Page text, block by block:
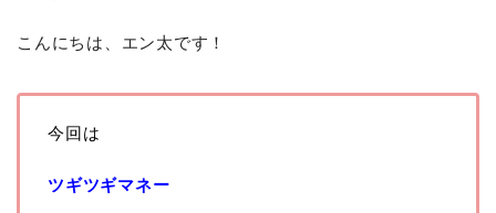
こんにちは、エン太です！
今回は
ツギツギマネー